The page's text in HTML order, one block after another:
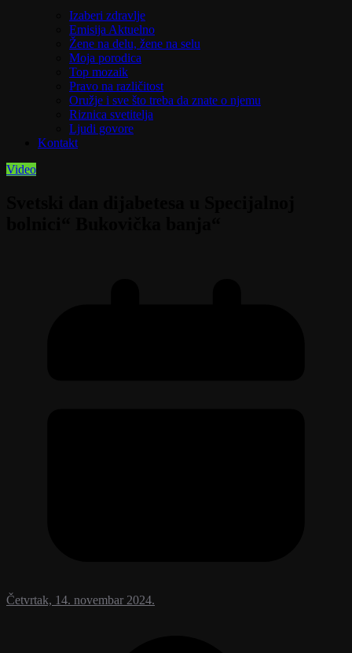
Izaberi zdravlje
Emisija Aktuelno
Žene na delu, žene na selu
Moja porodica
Top mozaik
Pravo na različitost
Oružje i sve što treba da znate o njemu
Riznica svetitelja
Ljudi govore
Kontakt
Video
Četvrtak, 14. novembar 2024.